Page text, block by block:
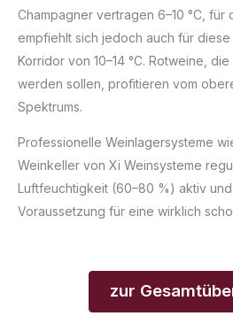
Champagner vertragen 6–10 °C, für
empfiehlt sich jedoch auch für
Korridor von 10–14 °C. Rotweine,
werden sollen, profitieren vom
Spektrums.
Professionelle Weinlagersysteme
Weinkeller von Xi Weinsysteme
Luftfeuchtigkeit (60–80 %) aktiv
Voraussetzung für eine wirklich
zur